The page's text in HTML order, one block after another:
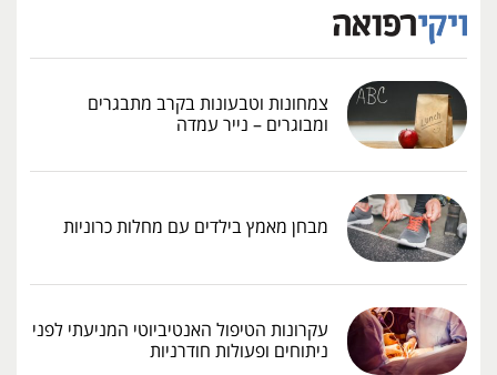
צמחונות וטבעונות בקרב מתבגרים
ומבוגרים – נייר עמדה
מבחן מאמץ בילדים עם מחלות כרוניות
עקרונות הטיפול האנטיביוטי המניעתי לפני
ניתוחים ופעולות חודרניות